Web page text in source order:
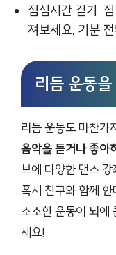
점심시간 걷기:
져보세요. 기분
리듬 운동을
리듬 운동도 마찬가
음악을 듣거나 좋아
브에 다양한 댄스
혹시 친구와 함께
소소한 운동이 뇌에
세요!